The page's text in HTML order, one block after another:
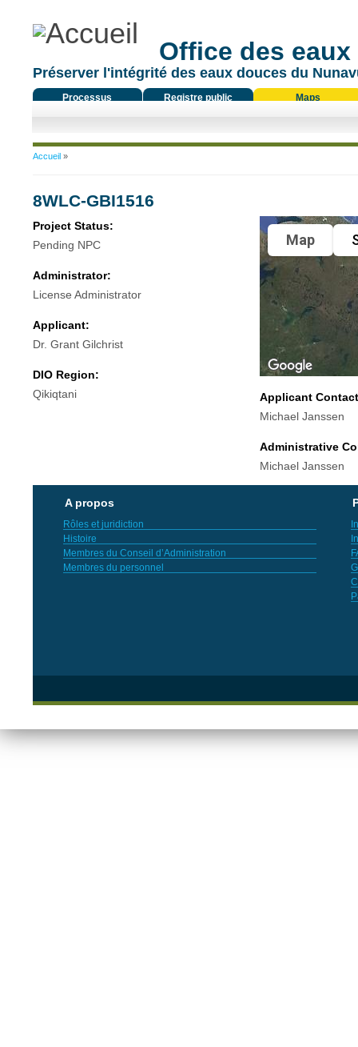
Office des
Préserver l'intégrité des eaux douces du
Processus
Registre public Maps
Vous êtes ici
Accueil»
8WLC-GBI1516
Project Status:
Pending NPC
Administrator:
License Administrator
Applicant:
Dr. Grant Gilchrist
DIO Region:
Qikiqtani
Map
Applicant
Michael Janssen
Administrative
Michael Janssen
A propos
Rôles et juridiction
Histoire
Membres du Conseil d’Administration
Membres du personnel